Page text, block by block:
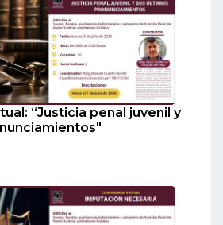
“Justicia penal juvenil y